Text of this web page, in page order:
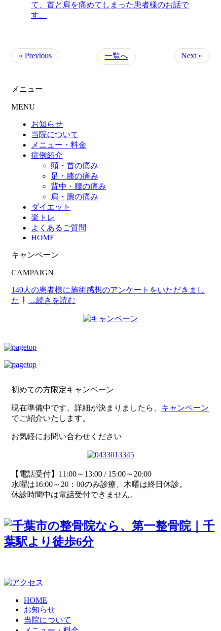
て、首と肩を痛めてしまった患者様のお話で
す。
« Previous 一覧へ Next »
メニュー
MENU
お知らせ
当院について
メニュー・料金
症例紹介
頭・首の痛み
足・膝の痛み
背中・腰の痛み
肩・腕の痛み
ダイエット
楽トレ
よくあるご質問
HOME
キャンペーン
CAMPAIGN
140人の患者様に施術感想のアンケートをいただきまし
た
...続きを読む
初めての方限定キャンペーン
現在準備中です。詳細が決まりましたら、 キャンペーン
でご紹介いたします。
お気軽にお問い合わせください
【電話受付】11:00～13:00 / 15:00～20:00
水曜は16:00～20：00のみ診療、木曜は終日休診。
休診時間中は電話受付できません。
HOME
お知らせ
当院について